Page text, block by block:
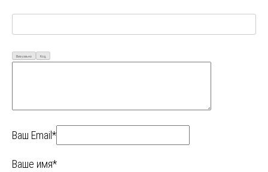
Визуально Код
Ваш Email*
Ваше имя*